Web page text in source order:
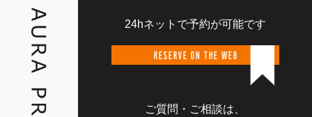
24hネットで予約が可能です
RESERVE ON THE WEB
ご質問・ご相談は、